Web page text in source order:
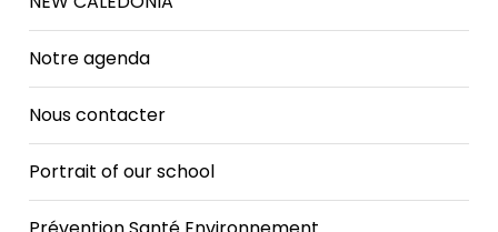
Notre agenda
Nous contacter
Portrait of our school